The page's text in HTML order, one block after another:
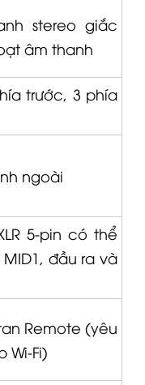
stereo giắc
âm thanh
trước, 3 phía
ngoài
5-pin có thể
đầu ra và
Remote (yêu
Wi-Fi)